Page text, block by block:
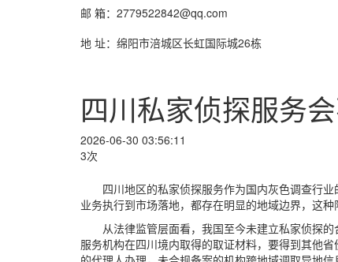
邮 箱：2779522842@qq.com
地 址：绵阳市涪城区长虹国际城26栋
四川私家侦探服务
2026-06-30 03:56:11
3次
四川地区的私家侦探服务作为国内灰色调查行
业务执行到市场落地，都存在明显的地域边界，这
从法律监管层面看，我国至今未建立私家侦探
服务机构在四川境内取得的取证材料，要得到其他